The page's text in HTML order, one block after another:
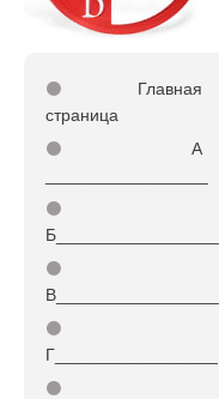
⚫
Главная
страница
⚫
А
⚫
Б_________________
⚫
В_________________
⚫
Г_________________
⚫